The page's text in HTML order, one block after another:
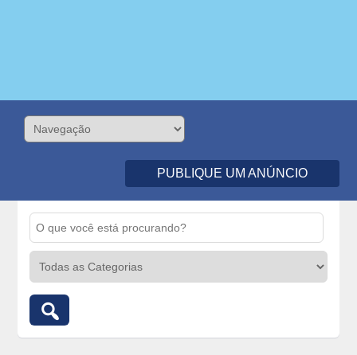
PUBLIQUE UM ANÚNCIO